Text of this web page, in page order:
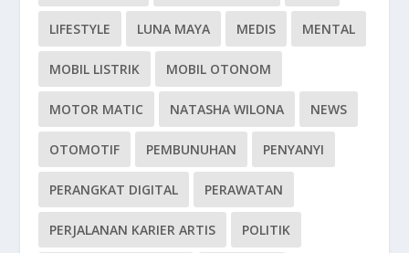
LIFESTYLE LUNA MAYA MEDIS MENTAL
MOBIL LISTRIK MOBIL OTONOM
MOTOR MATIC NATASHA WILONA NEWS
OTOMOTIF PEMBUNUHAN PENYANYI
PERANGKAT DIGITAL PERAWATAN
PERJALANAN KARIER ARTIS POLITIK